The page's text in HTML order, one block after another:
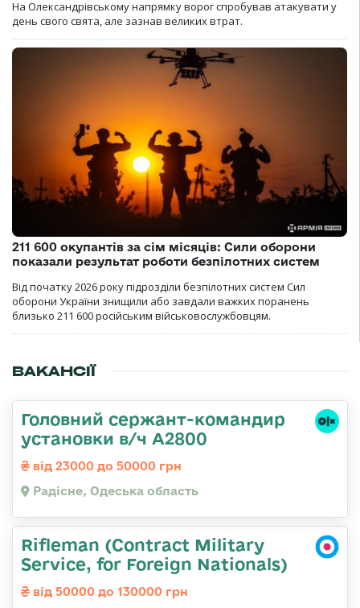
На Олександрівському напрямку ворог спробував атакувати у
день свого свята, але зазнав великих втрат.
211 600 окупантів за сім місяців: Сили оборони
показали результат роботи безпілотних систем
Від початку 2026 року підрозділи безпілотних систем Сил
оборони України знищили або завдали важких поранень
близько 211 600 російським військовослужбовцям.
ВАКАНСІЇ
Головний сержант-командир
установки в/ч А2800
від 23000 до 50000 грн
Радісне, Одеська область
Rifleman (Contract Military
Service, for Foreign Nationals)
від 50000 до 130000 грн